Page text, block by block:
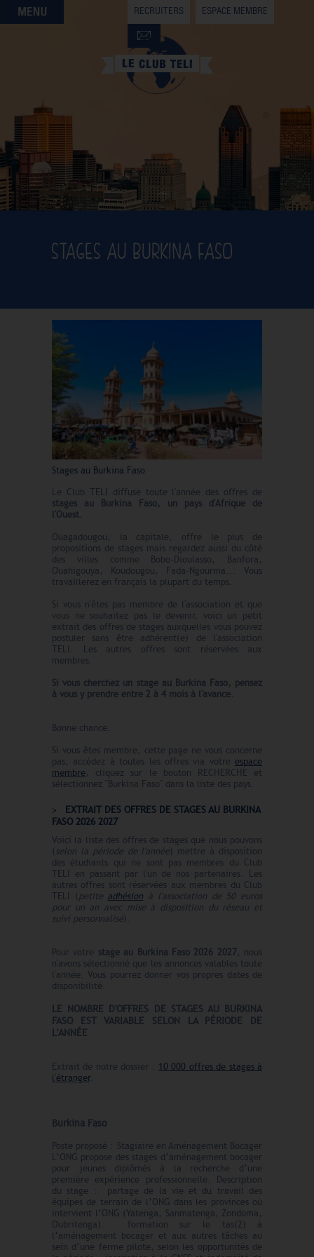
QUI SOMMES-NOUS
QUE CHERCHEZ-VOUS ?
NOS OFFRES PARTENAIRES
DEVENIR MEMBRE
RECRUITERS ESPACE MEMBRE
STAGES AU BURKINA FASO
Stages au Burkina Faso
Le Club TELI diffuse toute l'année des offres de
stages au Burkina Faso, un pays d'Afrique de
l'Ouest.
Ouagadougou, la capitale, offre le plus de
propositions de stages mais regardez aussi du côté
des villes comme Bobo-Dioulasso, Banfora,
Ouahigouya, Koudougou, Fada-Ngourma... Vous
travaillerez en français la plupart du temps.
Si vous n'êtes pas membre de l'association et que
vous ne souhaitez pas le devenir, voici un petit
extrait des offres de stages auxquelles vous pouvez
postuler sans être adhérent(e) de l'association
TELI. Les autres offres sont réservées aux
membres.
Si vous cherchez un stage au Burkina Faso, pensez
à vous y prendre entre 2 à 4 mois à l'avance.
Bonne chance.
Si vous êtes membre, cette page ne vous concerne
pas, accédez à toutes les offres via votre espace
membre, cliquez sur le bouton RECHERCHE et
sélectionnez "Burkina Faso" dans la liste des pays.
EXTRAIT DES OFFRES DE STAGES AU BURKINA
FASO 2026 2027
Voici la liste des offres de stages que nous pouvons
(selon la période de l'année ) mettre à disposition
des étudiants qui ne sont pas membres du Club
TELI en passant par l'un de nos partenaires. Les
autres offres sont réservées aux membres du Club
TELI (petite adhésion à l'association de 50 euros
pour un an avec mise à disposition du réseau et
suivi personnalisé ).
Pour votre stage au Burkina Faso 2026 2027, nous
n'avons sélectionné que les annonces valables toute
l'année. Vous pourrez donner vos propres dates de
disponibilité.
LE NOMBRE D'OFFRES DE STAGES AU BURKINA
FASO EST VARIABLE SELON LA PÉRIODE DE
L'ANNÉE
Extrait de notre dossier : 10 000 offres de stages à
l'étranger.
Burkina Faso
Poste proposé : Stagiaire en Aménagement Bocager
L’ONG propose des stages d’aménagement bocager
pour jeunes diplômés à la recherche d’une
première expérience professionnelle. Description
du stage : partage de la vie et du travail des
équipes de terrain de l’ONG dans les provinces où
intervient l’ONG (Yatenga, Sanmatenga, Zondoma,
Oubritenga). formation sur le tas(2) à
l’aménagement bocager et aux autres tâches au
sein d’une ferme pilote, selon les opportunités de